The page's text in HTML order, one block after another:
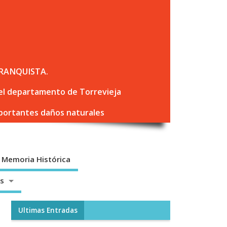
departamento de Torrevieja
daños naturales
Memoria Histórica
Ultimas Entradas